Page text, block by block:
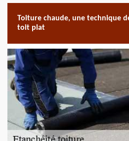
Toiture chaude, une technique
toit plat